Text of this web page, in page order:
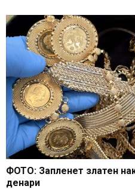
ФОТО: Запленет златен
денари